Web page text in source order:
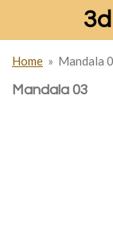
de
hoofdinhoud
Home » Mandala
Mandala 03